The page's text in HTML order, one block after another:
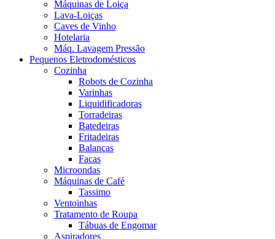
Máquinas de Loiça
Lava-Loiças
Caves de Vinho
Hotelaria
Máq. Lavagem Pressão
Pequenos Eletrodomésticos
Cozinha
Robots de Cozinha
Varinhas
Liquidificadoras
Torradeiras
Batedeiras
Fritadeiras
Balanças
Facas
Microondas
Máquinas de Café
Tassimo
Ventoinhas
Tratamento de Roupa
Tábuas de Engomar
Aspiradores